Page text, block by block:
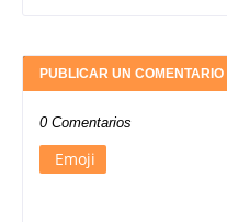
PUBLICAR UN COMENTARIO
0 Comentarios
Emoji